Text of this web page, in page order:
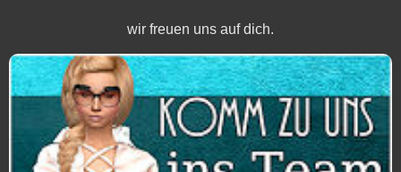
wir freuen uns auf dich.